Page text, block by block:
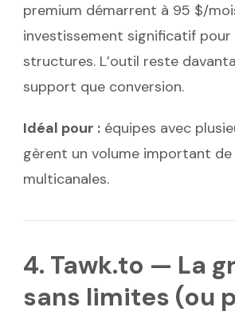
premium démarrent à 95 $/
investissement significatif
structures. L’outil reste
support que conversion.
Idéal pour : équipes avec
gèrent un volume important
multicanales.
4. Tawk.to — La
sans limites (ou